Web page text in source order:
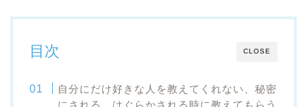
CLOSE
目次
自分にだけ好きな人を教えてくれない、秘密
にされる、はぐらかされる時に教えてもらう